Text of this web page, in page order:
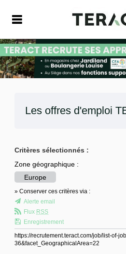
Les offres d'emploi
Critères sélectionnés :
Zone géographique :
Europe
» Conserver ces critères via :
Alerte email
Flux RSS
Enregistrement
https://recrutement.teract.com/job/list-of-
36&facet_GeographicalArea=22